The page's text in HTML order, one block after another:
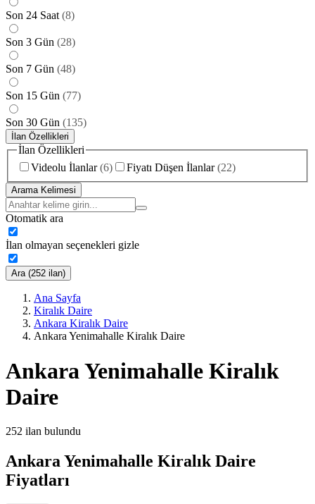
Son 24 Saat (8)
Son 3 Gün (28)
Son 7 Gün (48)
Son 15 Gün (77)
Son 30 Gün (135)
İlan Özellikleri
İlan Özellikleri
Videolu İlanlar (6) Fiyatı Düşen İlanlar (22)
Arama Kelimesi
Otomatik ara
İlan olmayan seçenekleri gizle
Ara (252 ilan)
Ana Sayfa
Kiralık Daire
Ankara Kiralık Daire
Ankara Yenimahalle Kiralık Daire
Ankara Yenimahalle Kiralık
Daire
252 ilan bulundu
Ankara Yenimahalle Kiralık Daire
Fiyatları